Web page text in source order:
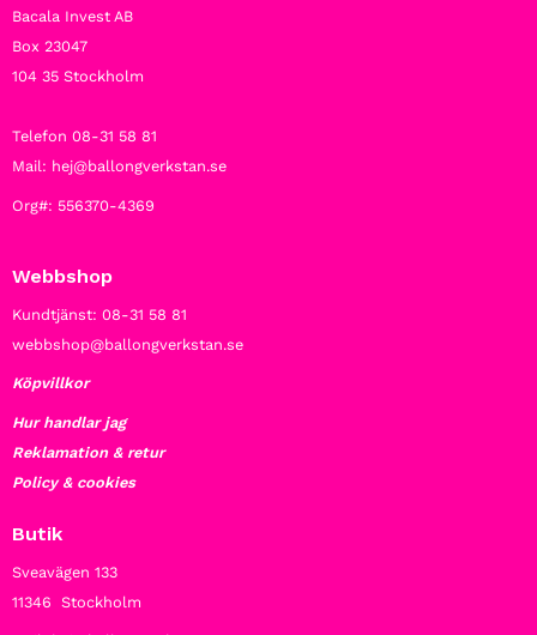
Bacala Invest AB
Box 23047
104 35 Stockholm
Telefon 08-31 58 81
Mail: hej@ballongverkstan.se
Org#: 556370-4369
Webbshop
Kundtjänst: 08-31 58 81
webbshop@ballongverkstan.se
Köpvillkor
Hur handlar jag
Reklamation & retur
Policy & cookies
Butik
Sveavägen 133
11346 Stockholm